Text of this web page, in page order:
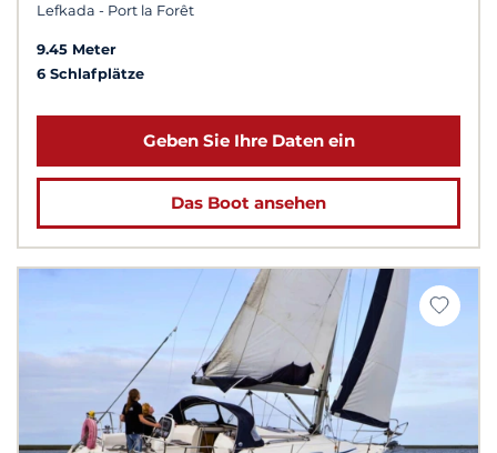
Lefkada - Port la Forêt
9.45 Meter
6 Schlafplätze
Geben Sie Ihre Daten ein
Das Boot ansehen